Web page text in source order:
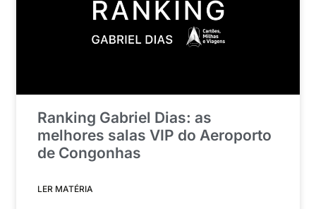
Ranking Gabriel Dias: as
melhores salas VIP do Aeroporto
de Congonhas
LER MATÉRIA